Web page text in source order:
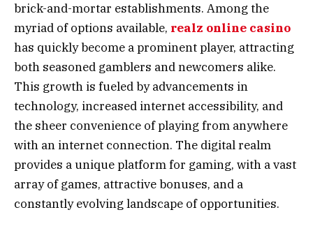
brick-and-mortar establishments. Among the
myriad of options available, realz online casino
has quickly become a prominent player, attracting
both seasoned gamblers and newcomers alike.
This growth is fueled by advancements in
technology, increased internet accessibility, and
the sheer convenience of playing from anywhere
with an internet connection. The digital realm
provides a unique platform for gaming, with a vast
array of games, attractive bonuses, and a
constantly evolving landscape of opportunities.